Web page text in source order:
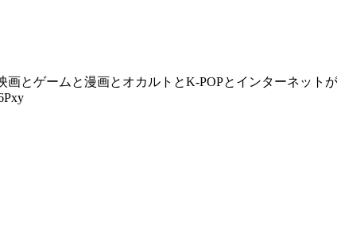
画とゲームと漫画とオカルトとK-POPとインターネット